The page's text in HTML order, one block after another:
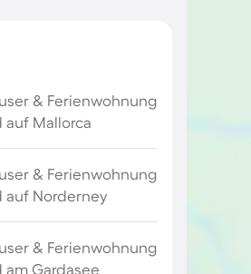
& Ferienwohnung
auf Mallorca
& Ferienwohnung
auf Norderney
& Ferienwohnung
am Gardasee